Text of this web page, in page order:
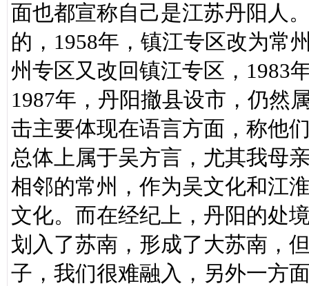
面也都宣称自己是江苏丹阳人
的，1958年，镇江专区改为常
州专区又改回镇江专区，1983
1987年，丹阳撤县设市，仍然
击主要体现在语言方面，称他
总体上属于吴方言，尤其我母
相邻的常州，作为吴文化和江
文化。而在经纪上，丹阳的处
划入了苏南，形成了大苏南，
子，我们很难融入，另外一方